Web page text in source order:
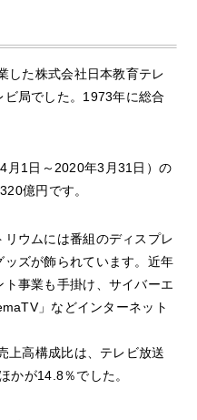
した株式会社日本教育テレ
局でした。1973年に総合
月1日～2020年3月31日）の
億円です。
ウムには番組のディスプレ
ズが飾られています。近年
事業も手掛け、サイバーエ
」などインターネット
上高構成比は、テレビ放送
かが14.8％でした。